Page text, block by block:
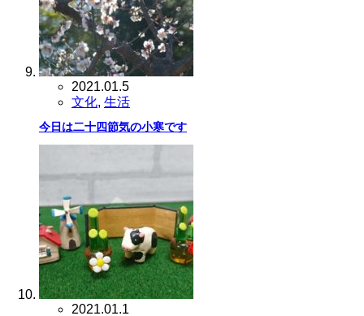
2021.01.5
文化, 生活
今日は二十四節気の小寒です
2021.01.1